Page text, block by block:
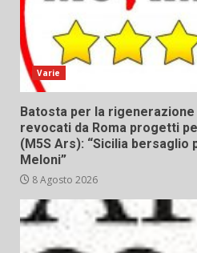
Varie
Batosta per la rigenerazione
revocati da Roma progetti
(M5S Ars): “Sicilia
Meloni”
8 Agosto 2026